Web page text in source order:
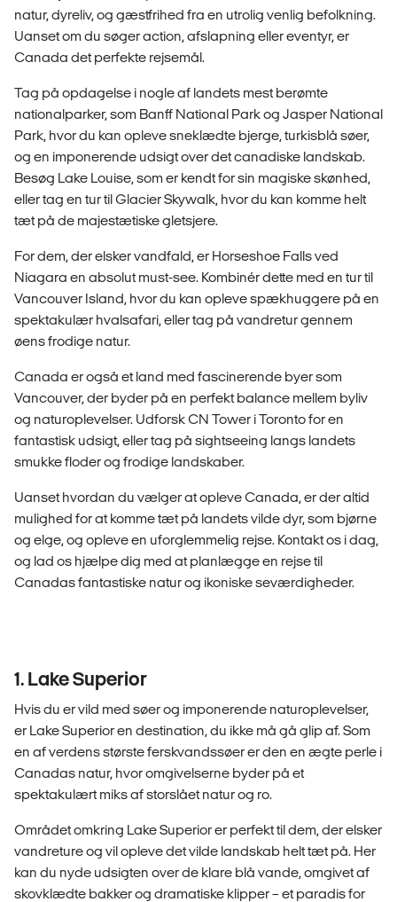
natur, dyreliv, og gæstfrihed fra en utrolig venlig befolkning.
Uanset om du søger action, afslapning eller eventyr, er
Canada det perfekte rejsemål.
Tag på opdagelse i nogle af landets mest berømte
nationalparker, som Banff National Park og Jasper National
Park, hvor du kan opleve sneklædte bjerge, turkisblå søer,
og en imponerende udsigt over det canadiske landskab.
Besøg Lake Louise, som er kendt for sin magiske skønhed,
eller tag en tur til Glacier Skywalk, hvor du kan komme helt
tæt på de majestætiske gletsjere.
For dem, der elsker vandfald, er Horseshoe Falls ved
Niagara en absolut must-see. Kombinér dette med en tur til
Vancouver Island, hvor du kan opleve spækhuggere på en
spektakulær hvalsafari, eller tag på vandretur gennem
øens frodige natur.
Canada er også et land med fascinerende byer som
Vancouver, der byder på en perfekt balance mellem byliv
og naturoplevelser. Udforsk CN Tower i Toronto for en
fantastisk udsigt, eller tag på sightseeing langs landets
smukke floder og frodige landskaber.
Uanset hvordan du vælger at opleve Canada, er der altid
mulighed for at komme tæt på landets vilde dyr, som bjørne
og elge, og opleve en uforglemmelig rejse. Kontakt os i dag,
og lad os hjælpe dig med at planlægge en rejse til
Canadas fantastiske natur og ikoniske seværdigheder.
1. Lake Superior
Hvis du er vild med søer og imponerende naturoplevelser,
er Lake Superior en destination, du ikke må gå glip af. Som
en af verdens største ferskvandssøer er den en ægte perle i
Canadas natur, hvor omgivelserne byder på et
spektakulært miks af storslået natur og ro.
Området omkring Lake Superior er perfekt til dem, der elsker
vandreture og vil opleve det vilde landskab helt tæt på. Her
kan du nyde udsigten over de klare blå vande, omgivet af
skovklædte bakker og dramatiske klipper – et paradis for